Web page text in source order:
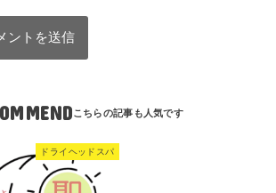
ドライヘッドスパ